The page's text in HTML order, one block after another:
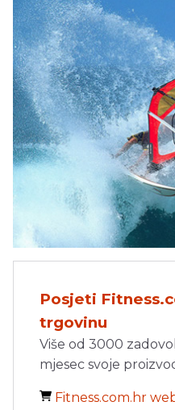
Posjeti
trgovinu
Više od 3000
mjesec svoje
Fitness.com.hr